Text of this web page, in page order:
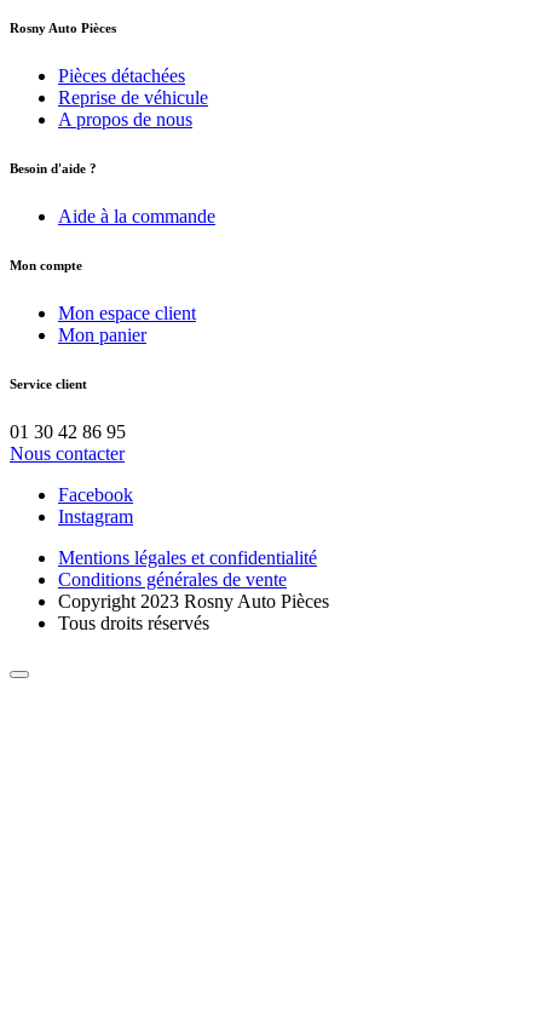
Rosny Auto Pièces
Pièces détachées
Reprise de véhicule
A propos de nous
Besoin d'aide ?
Aide à la commande
Mon compte
Mon espace client
Mon panier
Service client
01 30 42 86 95
Nous contacter
Facebook
Instagram
Mentions légales et confidentialité
Conditions générales de vente
Copyright 2023 Rosny Auto Pièces
Tous droits réservés